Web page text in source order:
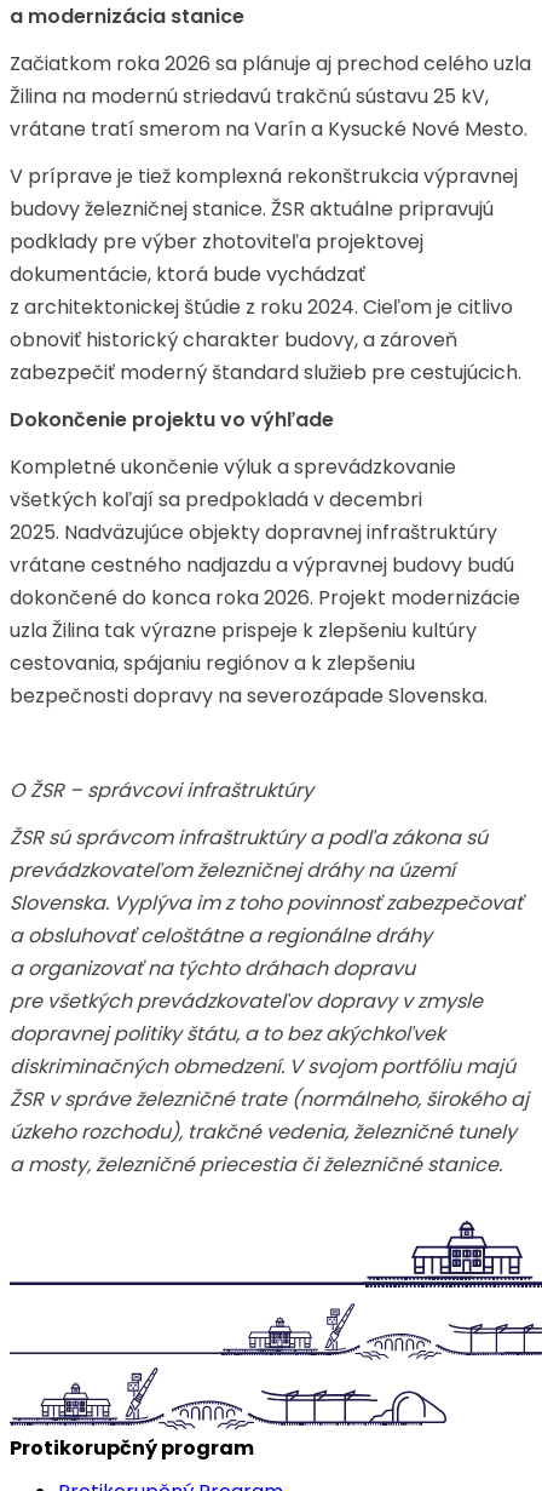
a modernizácia stanice
Začiatkom roka 2026 sa plánuje aj prechod celého uzla
Žilina na modernú striedavú trakčnú sústavu 25 kV,
vrátane tratí smerom na Varín a Kysucké Nové Mesto.
V príprave je tiež komplexná rekonštrukcia výpravnej
budovy železničnej stanice. ŽSR aktuálne pripravujú
podklady pre výber zhotoviteľa projektovej
dokumentácie, ktorá bude vychádzať
z architektonickej štúdie z roku 2024. Cieľom je citlivo
obnoviť historický charakter budovy, a zároveň
zabezpečiť moderný štandard služieb pre cestujúcich.
Dokončenie projektu vo výhľade
Kompletné ukončenie výluk a sprevádzkovanie
všetkých koľají sa predpokladá v decembri
2025. Nadväzujúce objekty dopravnej infraštruktúry
vrátane cestného nadjazdu a výpravnej budovy budú
dokončené do konca roka 2026. Projekt modernizácie
uzla Žilina tak výrazne prispeje k zlepšeniu kultúry
cestovania, spájaniu regiónov a k zlepšeniu
bezpečnosti dopravy na severozápade Slovenska.
O ŽSR – správcovi infraštruktúry
ŽSR sú správcom infraštruktúry a podľa zákona sú
prevádzkovateľom železničnej dráhy na území
Slovenska. Vyplýva im z toho povinnosť zabezpečovať
a obsluhovať celoštátne a regionálne dráhy
a organizovať na týchto dráhach dopravu
pre všetkých prevádzkovateľov dopravy v zmysle
dopravnej politiky štátu, a to bez akýchkoľvek
diskriminačných obmedzení. V svojom portfóliu majú
ŽSR v správe železničné trate (normálneho, širokého aj
úzkeho rozchodu), trakčné vedenia, železničné tunely
a mosty, železničné priecestia či železničné stanice.
Protikorupčný program